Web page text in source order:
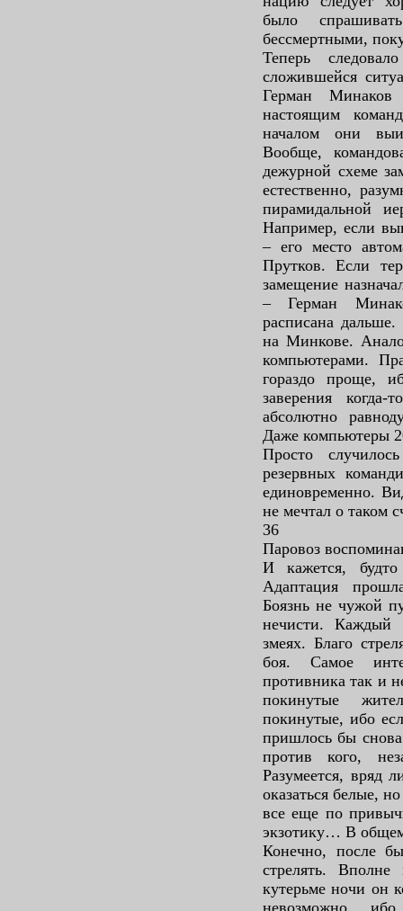
было
бессмертными,
Теперь
сложившейся
Герман
настоящим
началом они
Вообще,
дежурной схеме
естественно,
пирамидальной
Например, если
– его место
Прутков. Если
замещение
– Герман
расписана дальше.
на Минкове.
компьютерами.
гораздо проще,
заверения
абсолютно
Даже компьютеры
Просто
резервных
единовременно.
не мечтал о таком
36
Паровоз
И кажется,
Адаптация
Боязнь не чужой
нечисти. Каждый
змеях. Благо
боя. Самое
противника так и
покинутые
покинутые, ибо
пришлось бы
против кого,
Разумеется, вряд
оказаться белые,
все еще по
экзотику… В
Конечно, после
стрелять.
кутерьме ночи он
невозможно,